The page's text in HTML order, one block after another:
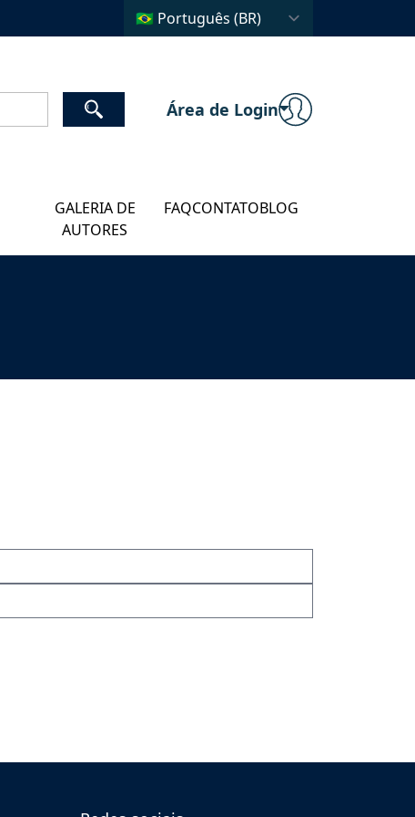
Área de Login
GALERIA DE
AUTORES
FAQCONTATOBLOG